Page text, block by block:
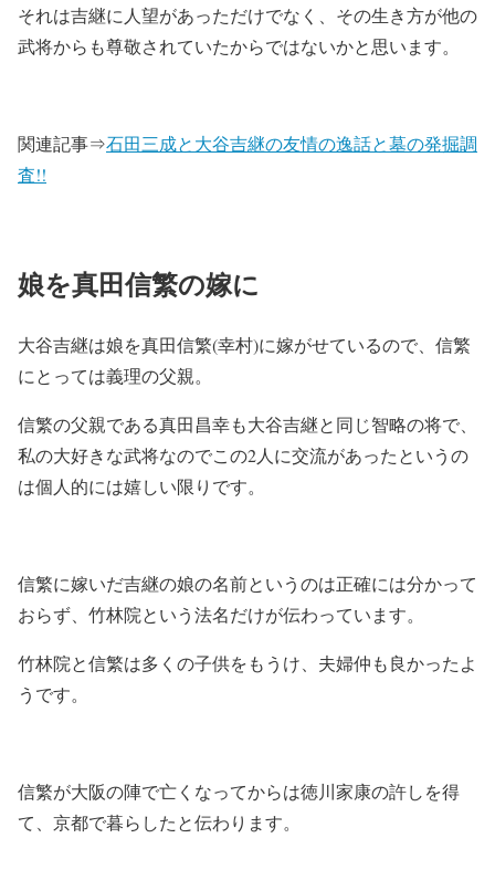
それは吉継に人望があっただけでなく、その生き方が他の
武将からも尊敬されていたからではないかと思います。
関連記事⇒石田三成と大谷吉継の友情の逸話と墓の発掘調
査!!
娘を真田信繁の嫁に
大谷吉継は娘を真田信繁(幸村)に嫁がせているので、信繁
にとっては義理の父親。
信繁の父親である真田昌幸も大谷吉継と同じ智略の将で、
私の大好きな武将なのでこの2人に交流があったというの
は個人的には嬉しい限りです。
信繁に嫁いだ吉継の娘の名前というのは正確には分かって
おらず、竹林院という法名だけが伝わっています。
竹林院と信繁は多くの子供をもうけ、夫婦仲も良かったよ
うです。
信繁が大阪の陣で亡くなってからは徳川家康の許しを得
て、京都で暮らしたと伝わります。